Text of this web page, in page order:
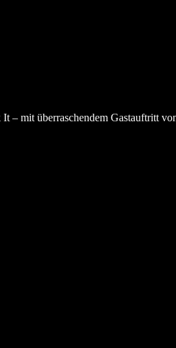
– mit überraschendem Gastauftritt